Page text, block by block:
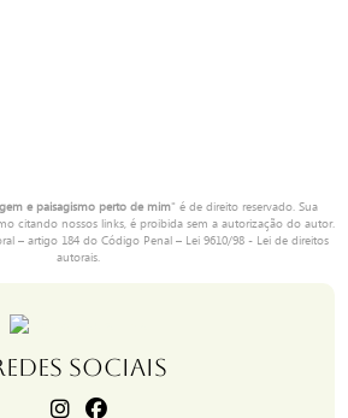
e paisagismo perto de mim" é de direito reservado. Sua
citando nossos links, é proibida sem a autorização do autor.
– artigo 184 do Código Penal – Lei 9610/98 - Lei de direitos
autorais
SOCIAIS